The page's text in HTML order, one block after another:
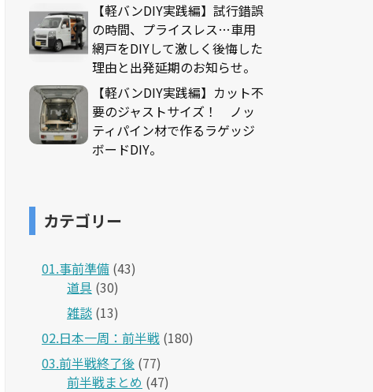
【軽バンDIY実践編】試行錯誤
の時間、プライスレス…車用
網戸をDIYして激しく後悔した
理由と出発延期のお知らせ。
【軽バンDIY実践編】カット不
要のジャストサイズ！ ノッ
ティパイン材で作るラゲッジ
ボードDIY。
カテゴリー
01.事前準備 (43)
道具 (30)
雑談 (13)
02.日本一周：前半戦 (180)
03.前半戦終了後 (77)
前半戦まとめ (47)